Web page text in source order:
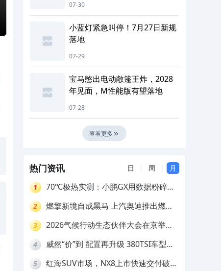
07-30
小蓝灯紧急叫停！7月27日新规
落地
07-29
宝马憋出电动敞篷王炸，2028
年见面，M性能版有望落地
07-28
查看更多
热门资讯 日 周 月
1
70℃极热实测：小鹏GX用数据粉碎参
2
燃擎新境自成黑马 上汽奥迪推出燃油
3
2026气候行动生态伙伴大会在京举
跑者”
4
威然“价”到 配置再升级 380TSI车型限
5
红海SUV市场，NX8上市快速交付破